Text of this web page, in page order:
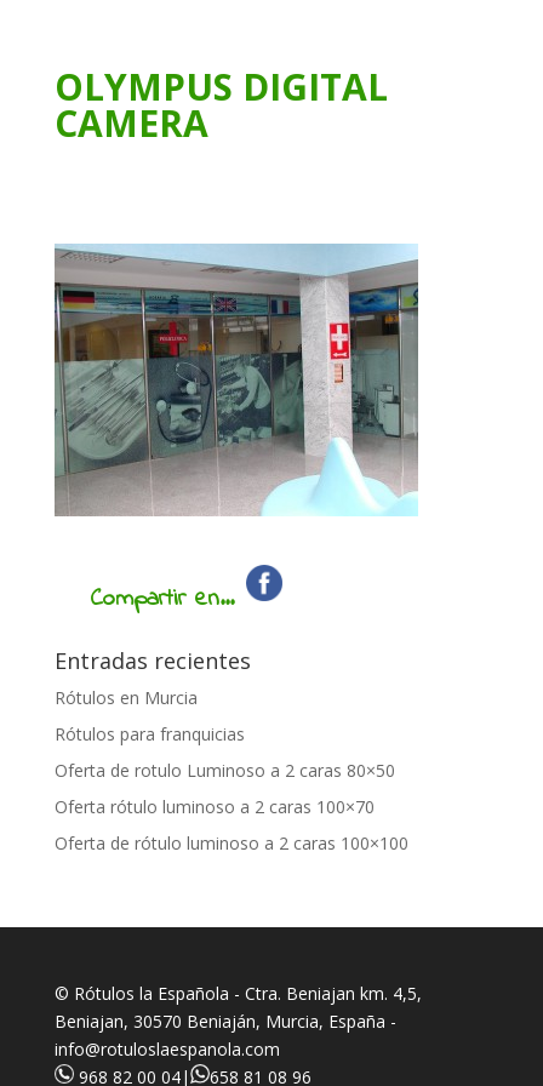
OLYMPUS DIGITAL
CAMERA
Compartir en...
Entradas recientes
Rótulos en Murcia
Rótulos para franquicias
Oferta de rotulo Luminoso a 2 caras 80×50
Oferta rótulo luminoso a 2 caras 100×70
Oferta de rótulo luminoso a 2 caras 100×100
© Rótulos la Española - Ctra. Beniajan km. 4,5,
Beniajan, 30570 Beniaján, Murcia, España -
info@rotuloslaespanola.com
968 82 00 04| 658 81 08 96